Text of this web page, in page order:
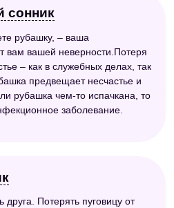
сонник
рубашку, – ваша
вам вашей неверности.Потеря
– как в служебных делах, так
предвещает несчастье и
рубашка чем-то испачкана, то
заболевание.
Потерять пуговицу от